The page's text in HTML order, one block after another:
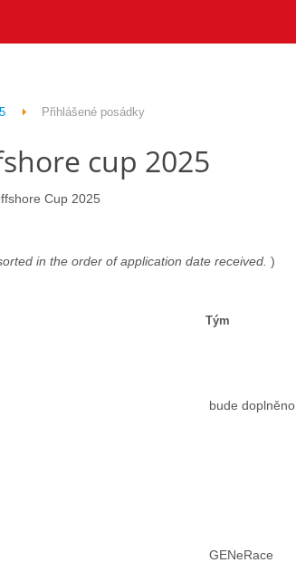
Přihlášené posádky
cup 2025
Cup 2025
in the order of application date received. )
Tým
bude doplněno
GENeRace